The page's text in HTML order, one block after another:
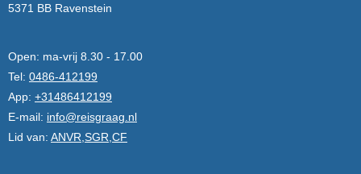
5371 BB Ravenstein
Open: ma-vrij 8.30 - 17.00
Tel: 0486-412199
App: +31486412199
E-mail: info@reisgraag.nl
Lid van: ANVR,SGR,CF